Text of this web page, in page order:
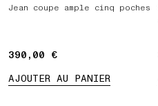
Jean coupe ample cinq poches
390,00 €
390,00 €
AJOUTER AU PANIER